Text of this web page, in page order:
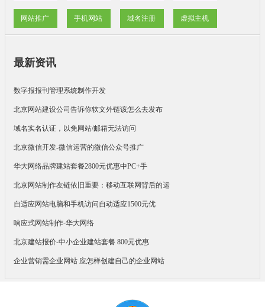
网站推广 手机网站 域名注册 虚拟主机
最新资讯
数字报报刊管理系统制作开发
北京网站建设公司告诉你软文外链该怎么去发布
域名实名认证，以免网站/邮箱无法访问
北京微信开发-微信运营的微信公众号推广
华大网络品牌建站套餐2800元优惠中PC+手
北京网站制作友链依旧重要：移动互联网背后的运
自适应网站电脑和手机访问自动适应1500元优
响应式网站制作-华大网络
北京建站报价-中小企业建站套餐 800元优惠
企业营销需企业网站 应怎样创建自己的企业网站